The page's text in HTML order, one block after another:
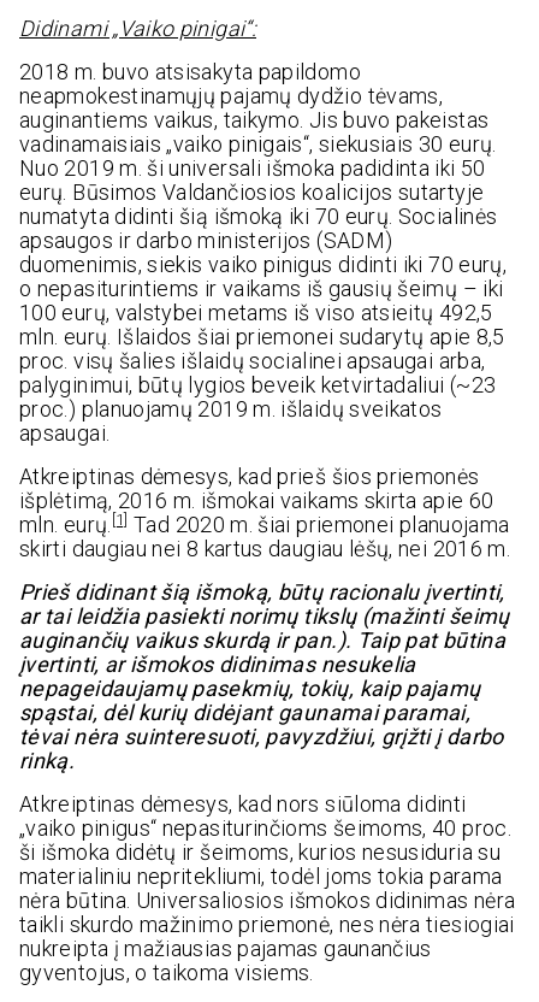
Didinami „Vaiko pinigai“:
2018 m. buvo atsisakyta papildomo
neapmokestinamųjų pajamų dydžio tėvams,
auginantiems vaikus, taikymo. Jis buvo pakeistas
vadinamaisiais „vaiko pinigais“, siekusiais 30 eurų.
Nuo 2019 m. ši universali išmoka padidinta iki 50
eurų. Būsimos Valdančiosios koalicijos sutartyje
numatyta didinti šią išmoką iki 70 eurų. Socialinės
apsaugos ir darbo ministerijos (SADM)
duomenimis, siekis vaiko pinigus didinti iki 70 eurų,
o nepasiturintiems ir vaikams iš gausių šeimų – iki
100 eurų, valstybei metams iš viso atsieitų 492,5
mln. eurų. Išlaidos šiai priemonei sudarytų apie 8,5
proc. visų šalies išlaidų socialinei apsaugai arba,
palyginimui, būtų lygios beveik ketvirtadaliui (~23
proc.) planuojamų 2019 m. išlaidų sveikatos
apsaugai.
Atkreiptinas dėmesys, kad prieš šios priemonės
išplėtimą, 2016 m. išmokai vaikams skirta apie 60
mln. eurų. [1] Tad 2020 m. šiai priemonei planuojama
skirti daugiau nei 8 kartus daugiau lėšų, nei 2016 m.
Prieš didinant šią išmoką, būtų racionalu įvertinti,
ar tai leidžia pasiekti norimų tikslų (mažinti šeimų
auginančių vaikus skurdą ir pan.). Taip pat būtina
įvertinti, ar išmokos didinimas nesukelia
nepageidaujamų pasekmių, tokių, kaip pajamų
spąstai, dėl kurių didėjant gaunamai paramai,
tėvai nėra suinteresuoti, pavyzdžiui, grįžti į darbo
rinką.
Atkreiptinas dėmesys, kad nors siūloma didinti
„vaiko pinigus“ nepasiturinčioms šeimoms, 40 proc.
ši išmoka didėtų ir šeimoms, kurios nesusiduria su
materialiniu nepritekliumi, todėl joms tokia parama
nėra būtina. Universaliosios išmokos didinimas nėra
taikli skurdo mažinimo priemonė, nes nėra tiesiogiai
nukreipta į mažiausias pajamas gaunančius
gyventojus, o taikoma visiems.